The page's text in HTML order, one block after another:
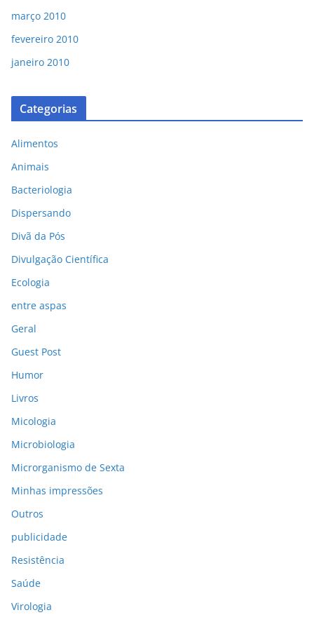
março 2010
fevereiro 2010
janeiro 2010
Categorias
Alimentos
Animais
Bacteriologia
Dispersando
Divã da Pós
Divulgação Científica
Ecologia
entre aspas
Geral
Guest Post
Humor
Livros
Micologia
Microbiologia
Microrganismo de Sexta
Minhas impressões
Outros
publicidade
Resistência
Saúde
Virologia